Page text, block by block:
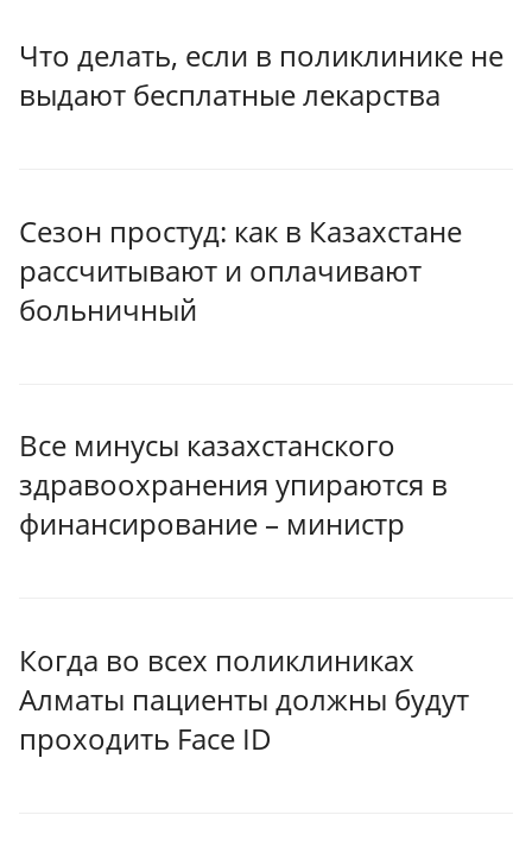
Что делать, если в поликлинике не
выдают бесплатные лекарства
Сезон простуд: как в Казахстане
рассчитывают и оплачивают
больничный
Все минусы казахстанского
здравоохранения упираются в
финансирование – министр
Когда во всех поликлиниках
Алматы пациенты должны будут
проходить Face ID